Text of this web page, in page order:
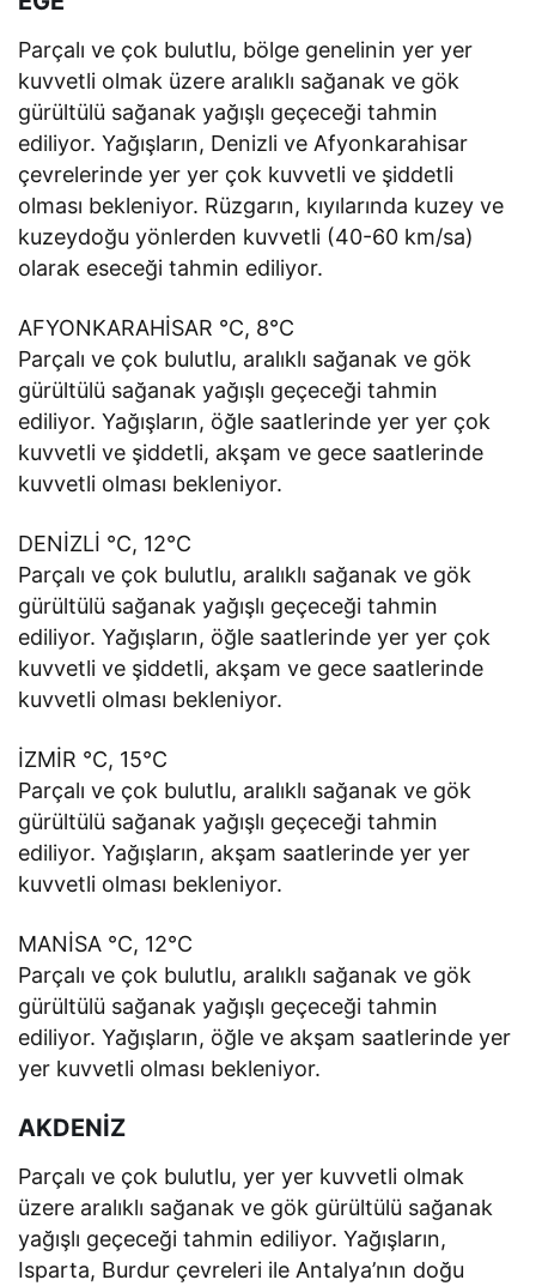
Parçalı ve çok bulutlu, bölge genelinin yer yer
kuvvetli olmak üzere aralıklı sağanak ve gök
gürültülü sağanak yağışlı geçeceği tahmin
ediliyor. Yağışların, Denizli ve Afyonkarahisar
çevrelerinde yer yer çok kuvvetli ve şiddetli
olması bekleniyor. Rüzgarın, kıyılarında kuzey ve
kuzeydoğu yönlerden kuvvetli (40-60 km/sa)
olarak eseceği tahmin ediliyor.
AFYONKARAHİSAR °C, 8°C
Parçalı ve çok bulutlu, aralıklı sağanak ve gök
gürültülü sağanak yağışlı geçeceği tahmin
ediliyor. Yağışların, öğle saatlerinde yer yer çok
kuvvetli ve şiddetli, akşam ve gece saatlerinde
kuvvetli olması bekleniyor.
DENİZLİ °C, 12°C
Parçalı ve çok bulutlu, aralıklı sağanak ve gök
gürültülü sağanak yağışlı geçeceği tahmin
ediliyor. Yağışların, öğle saatlerinde yer yer çok
kuvvetli ve şiddetli, akşam ve gece saatlerinde
kuvvetli olması bekleniyor.
İZMİR °C, 15°C
Parçalı ve çok bulutlu, aralıklı sağanak ve gök
gürültülü sağanak yağışlı geçeceği tahmin
ediliyor. Yağışların, akşam saatlerinde yer yer
kuvvetli olması bekleniyor.
MANİSA °C, 12°C
Parçalı ve çok bulutlu, aralıklı sağanak ve gök
gürültülü sağanak yağışlı geçeceği tahmin
ediliyor. Yağışların, öğle ve akşam saatlerinde yer
yer kuvvetli olması bekleniyor.
AKDENİZ
Parçalı ve çok bulutlu, yer yer kuvvetli olmak
üzere aralıklı sağanak ve gök gürültülü sağanak
yağışlı geçeceği tahmin ediliyor. Yağışların,
Isparta, Burdur çevreleri ile Antalya’nın doğu